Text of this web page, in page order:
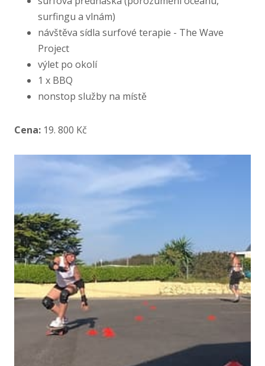
surfingu a vlnám)
návštěva sídla surfové terapie - The Wave
Project
výlet po okolí
1 x BBQ
nonstop služby na místě
Cena: 19. 800 Kč